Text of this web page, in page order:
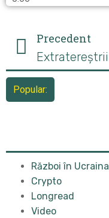
Precedent
Popular:
Război în Ucraina
Crypto
Longread
Video